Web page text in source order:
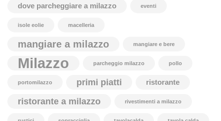
dove parcheggiare a milazzo eventi
isole eolie macelleria
mangiare a milazzo mangiare e bere
Milazzo parcheggio milazzo pollo
portomilazzo primi piatti ristorante
ristorante a milazzo rivestimenti a milazzo